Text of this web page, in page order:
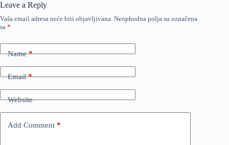
Leave a Reply
Vaša email adresa neće biti objavljivana. Neophodna polja su označena
sa *
Name*
Email*
Website
Add Comment *